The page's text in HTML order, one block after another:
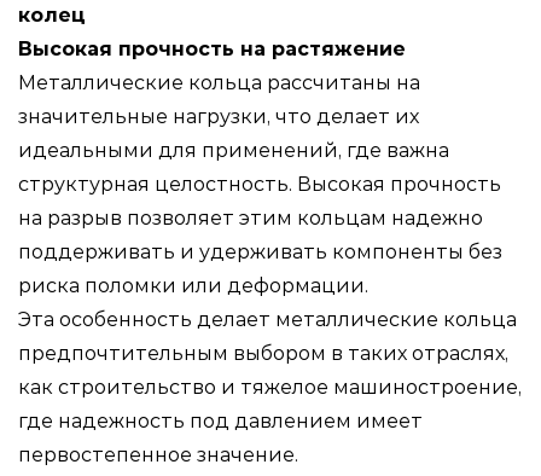
колец
Высокая прочность на растяжение
Металлические кольца рассчитаны на
значительные нагрузки, что делает их
идеальными для применений, где важна
структурная целостность. Высокая прочность
на разрыв позволяет этим кольцам надежно
поддерживать и удерживать компоненты без
риска поломки или деформации.
Эта особенность делает металлические кольца
предпочтительным выбором в таких отраслях,
как строительство и тяжелое машиностроение,
где надежность под давлением имеет
первостепенное значение.